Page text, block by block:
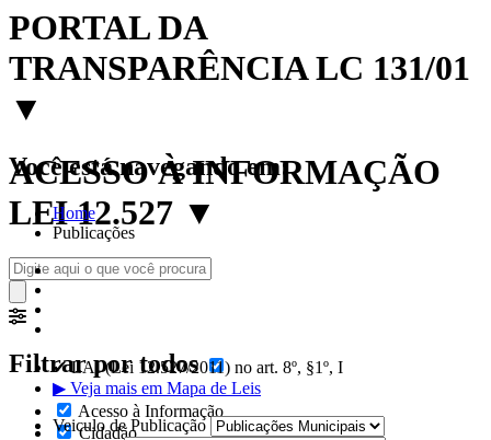
PORTAL DA
TRANSPARÊNCIA LC 131/01
▼
ACESSO À INFORMAÇÃO
LEI 12.527 ▼
Filtrar por todos
Acesso à Informação
Cidadão
Você está navegando em:
Home
Publicações
✔ LAI (Lei 12.527/2011) no art. 8º, §1º, I
▶ Veja mais em Mapa de Leis
Veiculo de Publicação